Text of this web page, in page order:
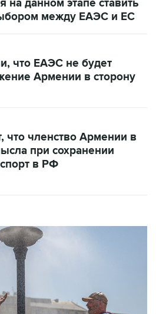
на данном этапе ставить
между ЕАЭС и ЕС
что ЕАЭС не будет
Армении в сторону
что членство Армении в
при сохранении
в РФ